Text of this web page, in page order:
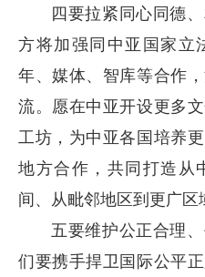
四要拉紧同心同德
方将加强同中亚国家立
年、媒体、智库等合作
流。愿在中亚开设更多
工坊，为中亚各国培养
地方合作，共同打造从
间、从毗邻地区到更广区
五要维护公正合理
们要携手捍卫国际公平